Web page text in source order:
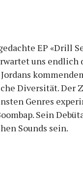
EP «Drill
uns endlich
Diversität. Der
Genres
Sein
Sounds sein.